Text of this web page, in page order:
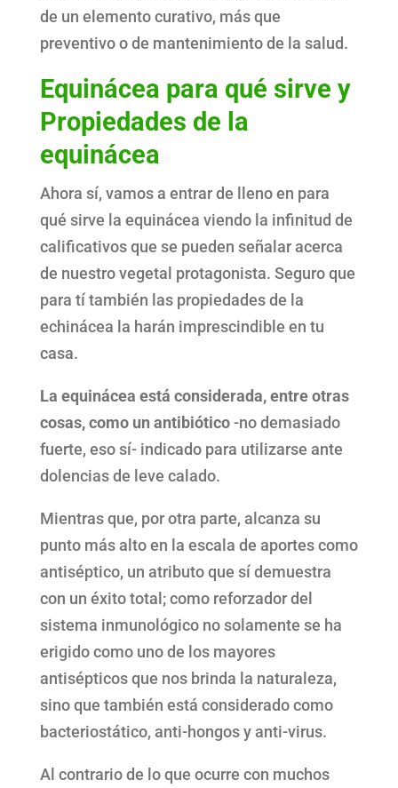
de un elemento curativo, más que
preventivo o de mantenimiento de la salud.
Equinácea para qué sirve y
Propiedades de la
equinácea
Ahora sí, vamos a entrar de lleno en para
qué sirve la equinácea viendo la infinitud de
calificativos que se pueden señalar acerca
de nuestro vegetal protagonista. Seguro que
para tí también las propiedades de la
echinácea la harán imprescindible en tu
casa.
La equinácea está considerada, entre otras
cosas, como un antibiótico-no demasiado
fuerte, eso sí- indicado para utilizarse ante
dolencias de leve calado.
Mientras que, por otra parte, alcanza su
punto más alto en la escala de aportes como
antiséptico, un atributo que sí demuestra
con un éxito total; como reforzador del
sistema inmunológico no solamente se ha
erigido como uno de los mayores
antisépticos que nos brinda la naturaleza,
sino que también está considerado como
bacteriostático, anti-hongos y anti-virus.
Al contrario de lo que ocurre con muchos